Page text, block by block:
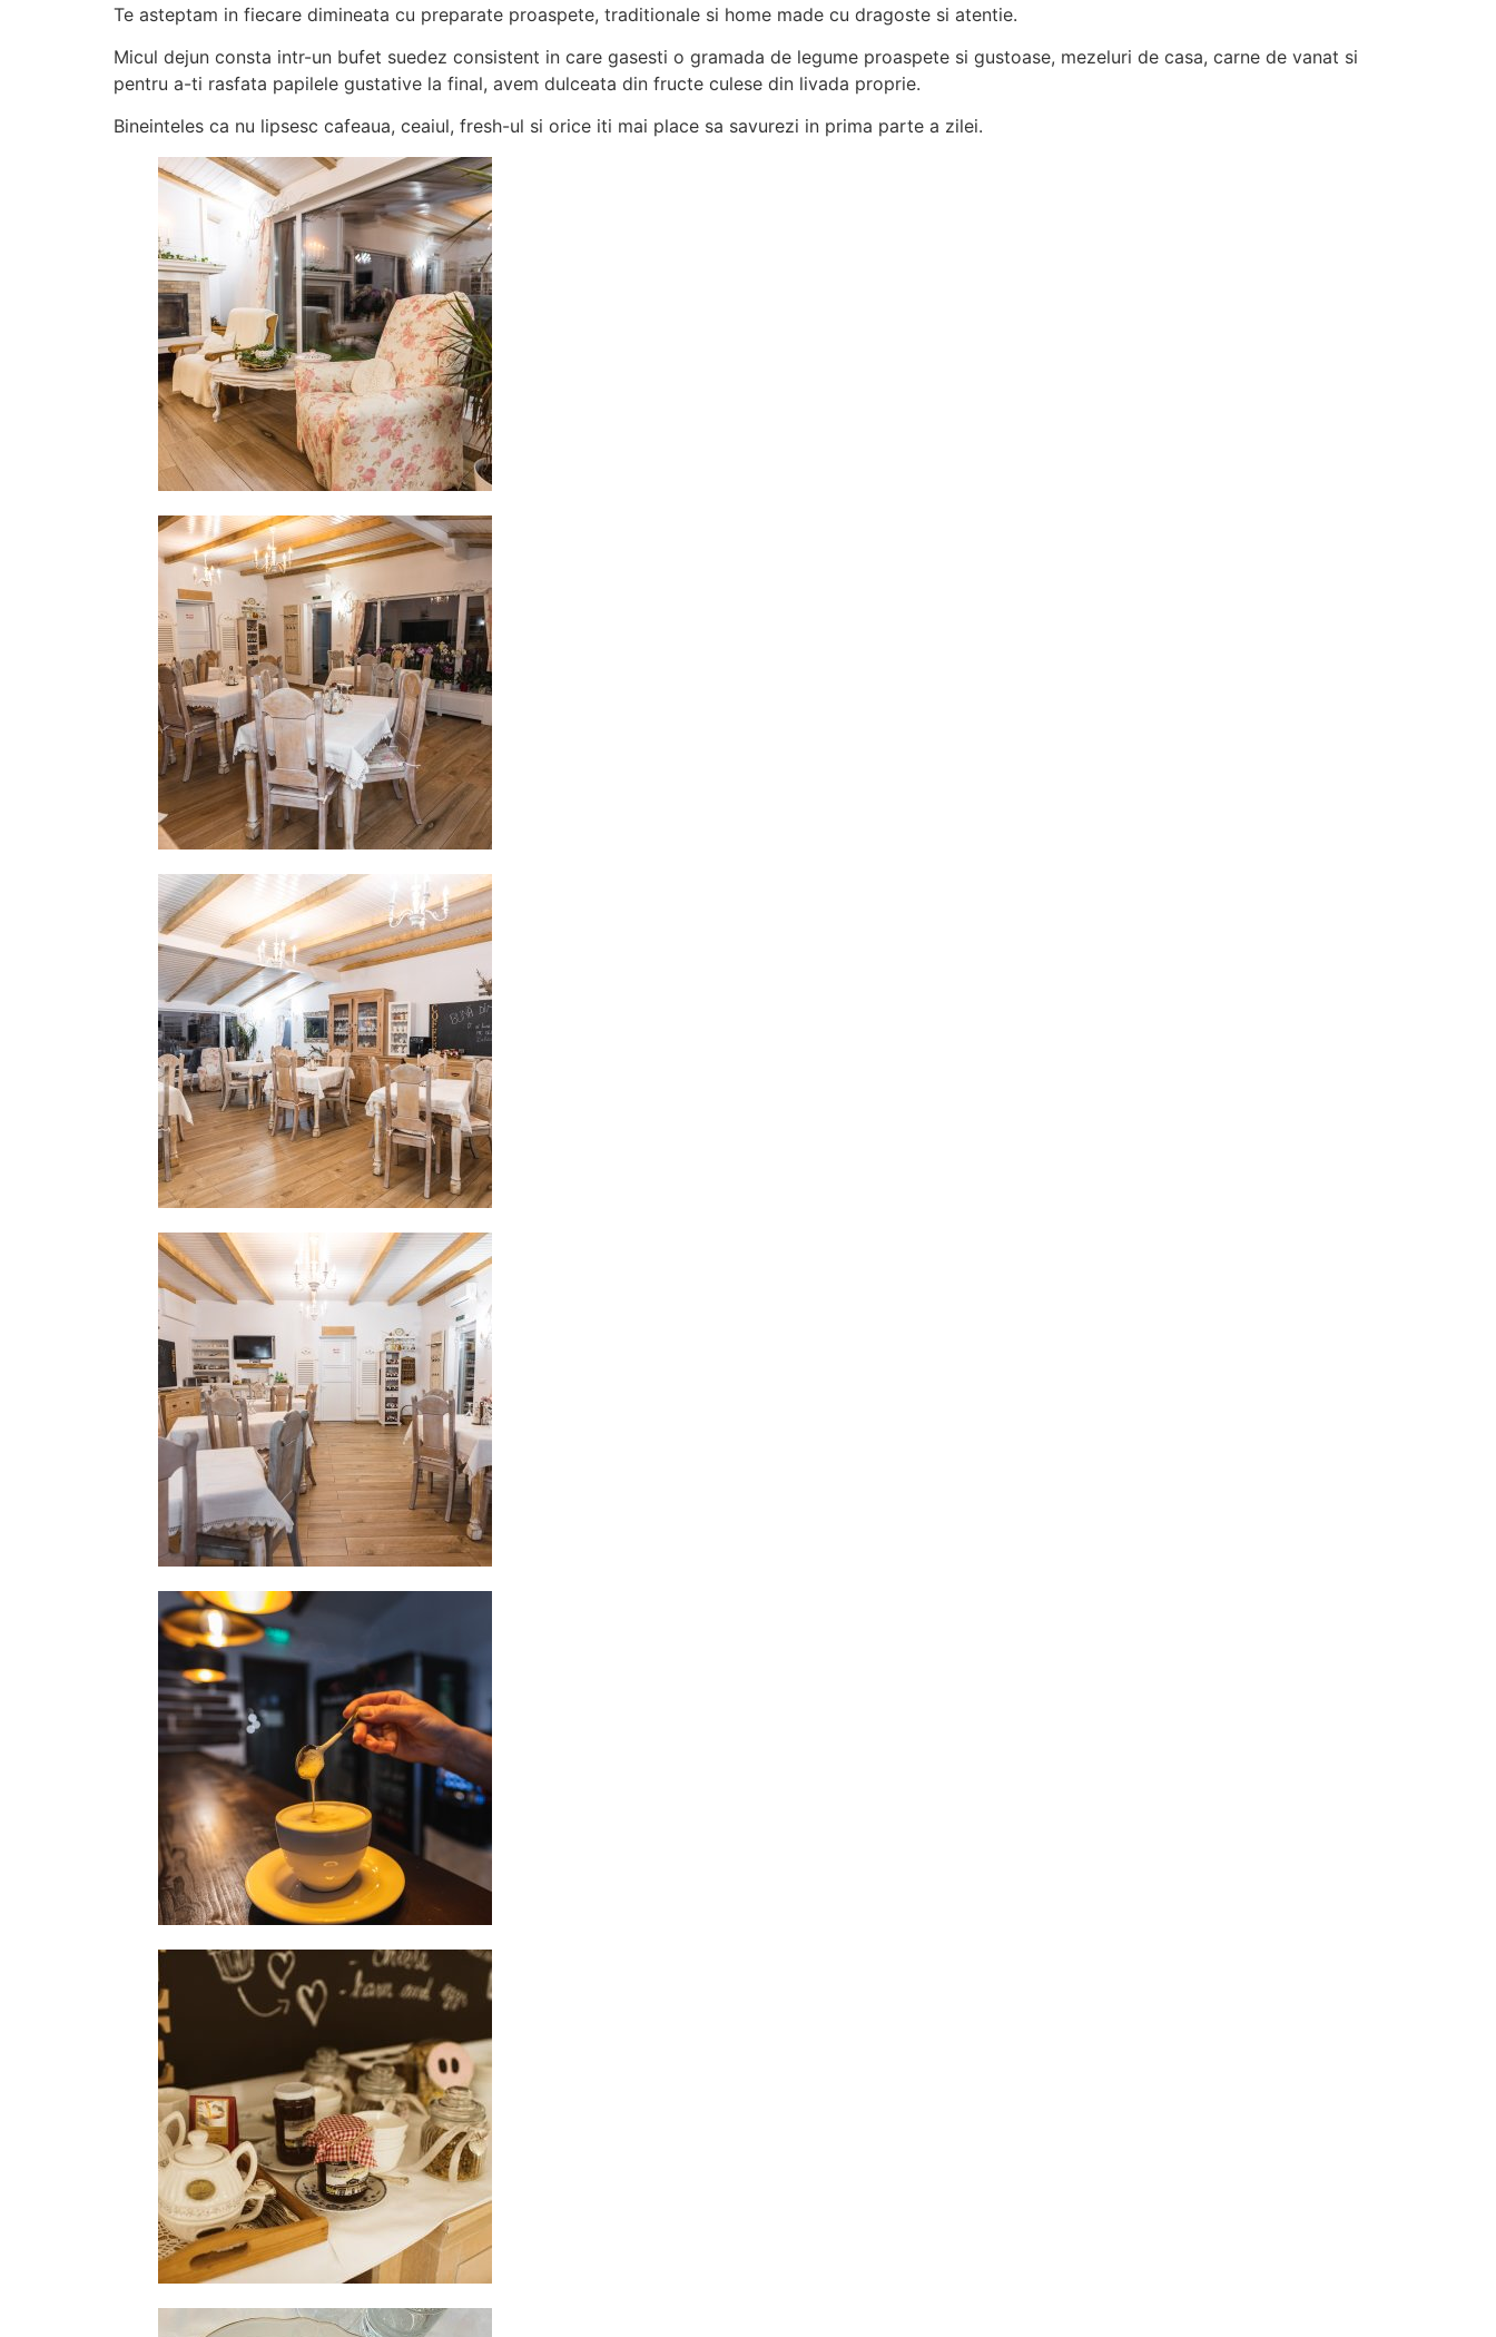
Te asteptam in fiecare dimineata cu preparate proaspete, traditionale si home made cu dragoste si atentie.
Micul dejun consta intr-un bufet suedez consistent in care gasesti o gramada de legume proaspete si gustoase, mezeluri de casa, carne de vanat si
pentru a-ti rasfata papilele gustative la final, avem dulceata din fructe culese din livada proprie.
Bineinteles ca nu lipsesc cafeaua, ceaiul, fresh-ul si orice iti mai place sa savurezi in prima parte a zilei.